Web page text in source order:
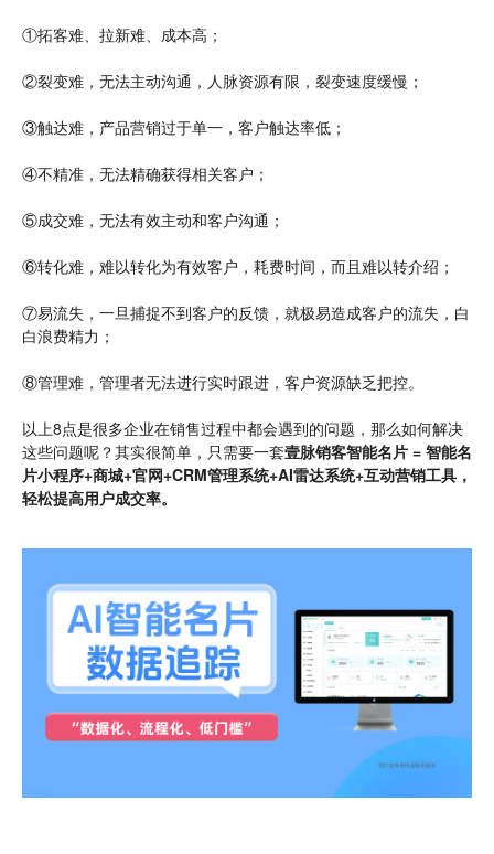
①拓客难、拉新难、成本高；
②裂变难，无法主动沟通，人脉资源有限，裂变速度缓慢；
③触达难，产品营销过于单一，客户触达率低；
④不精准，无法精确获得相关客户；
⑤成交难，无法有效主动和客户沟通；
⑥转化难，难以转化为有效客户，耗费时间，而且难以转介绍；
⑦易流失，一旦捕捉不到客户的反馈，就极易造成客户的流失，白
白浪费精力；
⑧管理难，管理者无法进行实时跟进，客户资源缺乏把控。
以上8点是很多企业在销售过程中都会遇到的问题，那么如何解决
这些问题呢？其实很简单，只需要一套壹脉销客智能名片 = 智能名
片小程序+商城+官网+CRM管理系统+AI雷达系统+互动营销工具，
轻松提高用户成交率。